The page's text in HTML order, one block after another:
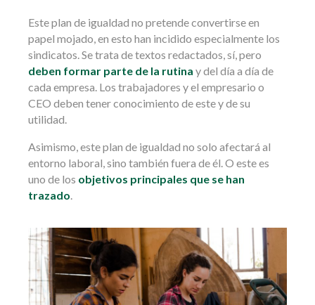
Este plan de igualdad no pretende convertirse en
papel mojado, en esto han incidido especialmente los
sindicatos. Se trata de textos redactados, sí, pero
deben formar parte de la rutina y del día a día de
cada empresa. Los trabajadores y el empresario o
CEO deben tener conocimiento de este y de su
utilidad.
Asimismo, este plan de igualdad no solo afectará al
entorno laboral, sino también fuera de él. O este es
uno de los objetivos principales que se han
trazado.